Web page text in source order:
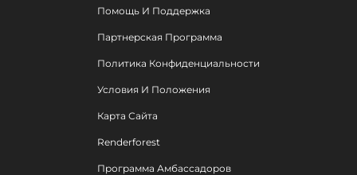
Помощь И Поддержка
Партнерская Программа
Политика Конфиденциальности
Условия И Положения
Карта Сайта
Renderforest
Программа Амбассадоров